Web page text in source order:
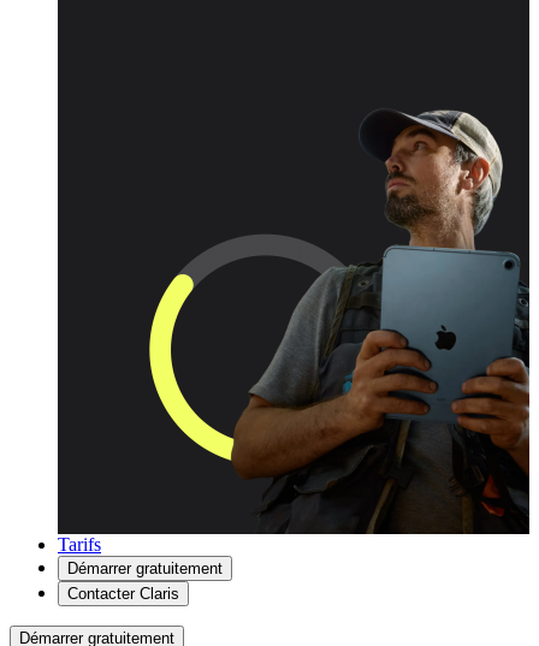
Tarifs
Démarrer gratuitement
Contacter Claris
Démarrer gratuitement